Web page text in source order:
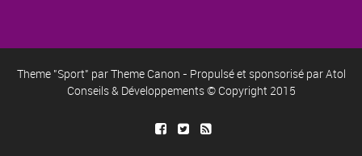
Theme "Sport" parTheme Canon - Propulsé et sponsorisé parAtol
Conseils & Développements© Copyright 2015